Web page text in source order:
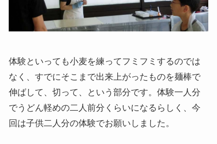
体験といっても小麦を練ってフミフミするのでは
なく、すでにそこまで出来上がったものを麺棒で
伸ばして、切って、という部分です。体験一人分
でうどん軽めの二人前分くらいになるらしく、今
回は子供二人分の体験でお願いしました。